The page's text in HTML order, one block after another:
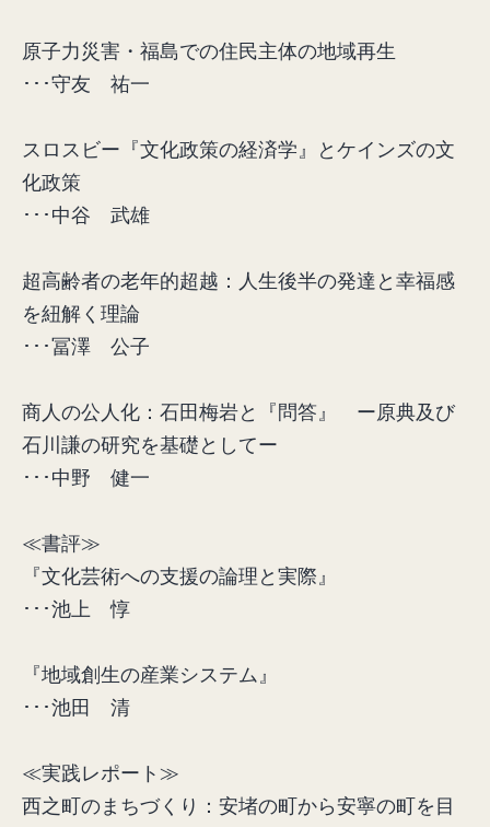
原子力災害・福島での住民主体の地域再生
･･･守友 祐一
スロスビー『文化政策の経済学』とケインズの文
化政策
･･･中谷 武雄
超高齢者の老年的超越：人生後半の発達と幸福感
を紐解く理論
･･･冨澤 公子
商人の公人化：石田梅岩と『問答』 ー原典及び
石川謙の研究を基礎としてー
･･･中野 健一
≪書評≫
『文化芸術への支援の論理と実際』
･･･池上 惇
『地域創生の産業システム』
･･･池田 清
≪実践レポート≫
西之町のまちづくり：安堵の町から安寧の町を目